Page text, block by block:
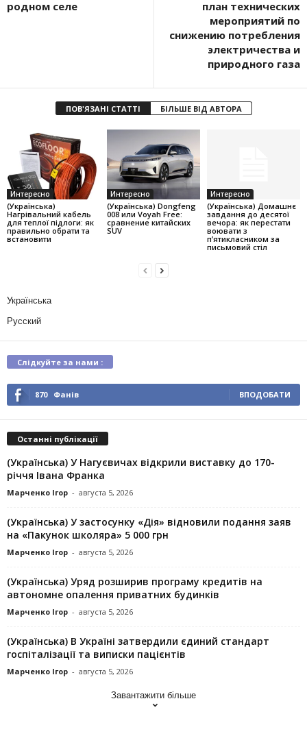
родном селе
план технических
мероприятий по
снижению потребления
электричества и
природного газа
ПОВ'ЯЗАНІ СТАТТІ БІЛЬШЕ ВІД АВТОРА
Интересно
(Українська)
Нагрівальний кабель
для теплої підлоги: як
правильно обрати та
встановити
Интересно
(Українська) Dongfeng
008 или Voyah Free:
сравнение китайских
SUV
Интересно
(Українська) Домашнє
завдання до десятої
вечора: як перестати
воювати з
п’ятикласником за
письмовий стіл
Українська
Русский
Слідкуйте за нами :
870 Фанів ВПОДОБАТИ
Останні публікації
(Українська) У Нагуєвичах відкрили виставку до 170-
річчя Івана Франка
Марченко Ігор - августа 5, 2026
(Українська) У застосунку «Дія» відновили подання заяв
на «Пакунок школяра» 5 000 грн
Марченко Ігор - августа 5, 2026
(Українська) Уряд розширив програму кредитів на
автономне опалення приватних будинків
Марченко Ігор - августа 5, 2026
(Українська) В Україні затвердили єдиний стандарт
госпіталізації та виписки пацієнтів
Марченко Ігор - августа 5, 2026
Завантажити більше